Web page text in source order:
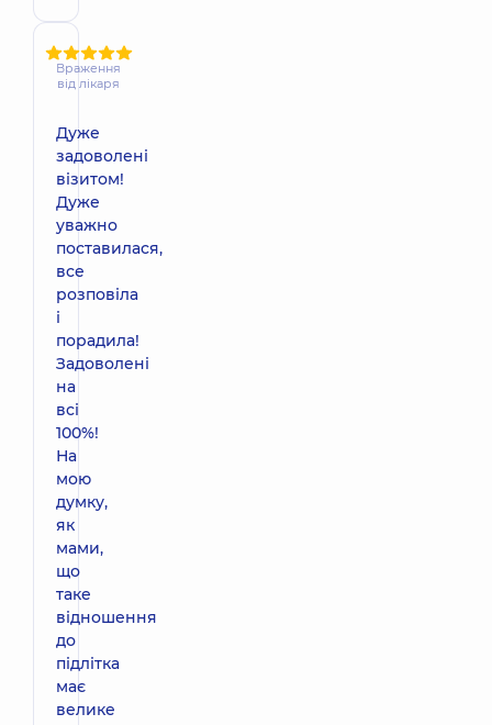
Враження
від лікаря
Дуже
задоволені
візитом!
Дуже
уважно
поставилася,
все
розповіла
і
порадила!
Задоволені
на
всі
100%!
На
мою
думку,
як
мами,
що
таке
відношення
до
підлітка
має
велике